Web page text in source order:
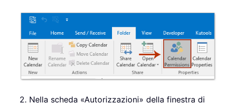
2. Nella scheda «Autorizzazioni» della finestra di